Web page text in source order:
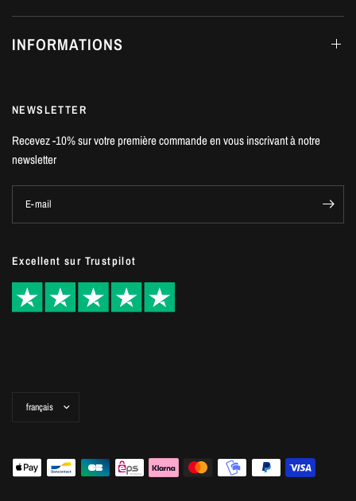
INFORMATIONS
NEWSLETTER
Recevez -10% sur votre première commande en vous inscrivant à notre
newsletter
E-mail
Excellent sur Trustpilot
pays/la
région